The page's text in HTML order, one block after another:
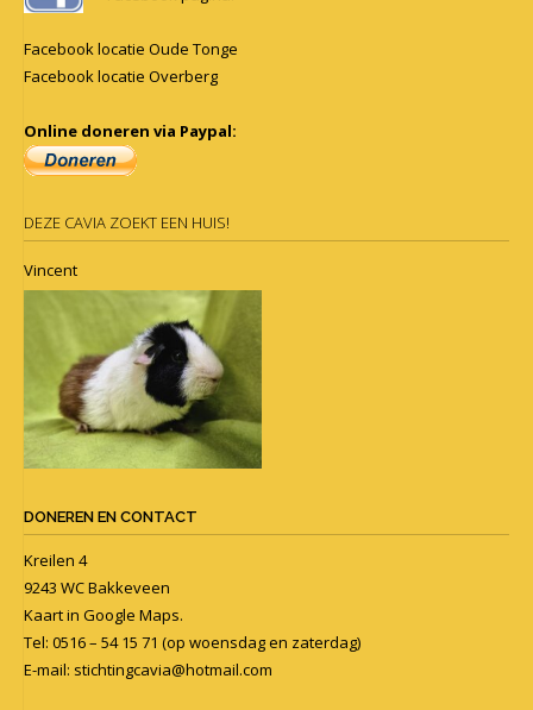
Facebook locatie Oude Tonge
Facebook locatie Overberg
Online doneren via Paypal:
DEZE CAVIA ZOEKT EEN HUIS!
Vincent
DONEREN EN CONTACT
Kreilen 4
9243 WC Bakkeveen
Kaart in Google Maps.
Tel: 0516 – 54 15 71 (op woensdag en zaterdag)
E-mail: stichtingcavia@hotmail.com